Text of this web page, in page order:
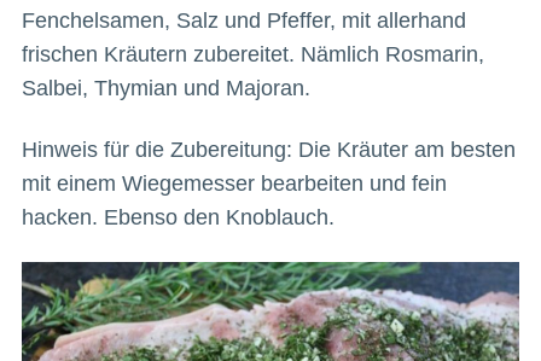
Fenchelsamen, Salz und Pfeffer, mit allerhand
frischen Kräutern zubereitet. Nämlich Rosmarin,
Salbei, Thymian und Majoran.
Hinweis für die Zubereitung: Die Kräuter am besten
mit einem Wiegemesser bearbeiten und fein
hacken. Ebenso den Knoblauch.